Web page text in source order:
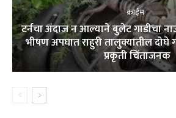
क्राईम
टर्नचा अंदाज न आल्याने बुलेट गाडीचा
भीषण अपघात राहुरी तालुक्यातील
प्रकृती चिंताजनक